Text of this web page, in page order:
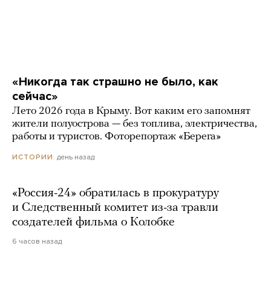
«Никогда так страшно не было, как
сейчас»
Лето 2026 года в Крыму. Вот каким его запомнят
жители полуострова — без топлива, электричества,
работы и туристов. Фоторепортаж «Берега»
ИСТОРИИ день назад
«Россия-24» обратилась в прокуратуру
и Следственный комитет из-за травли
создателей фильма о Колобке
6 часов назад